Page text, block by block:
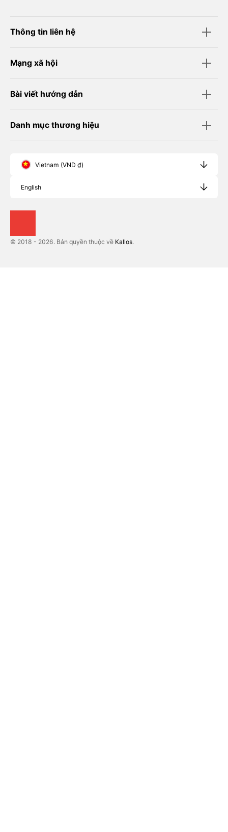
Thông tin liên hệ
Mạng xã hội
Bài viết hướng dẫn
Danh mục thương hiệu
Vietnam (VND ₫)
English
© 2018 - 2026. Bản quyền thuộc về Kallos.